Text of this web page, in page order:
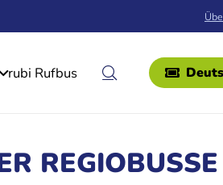
rubi Rufbus
REGIOBUSSE